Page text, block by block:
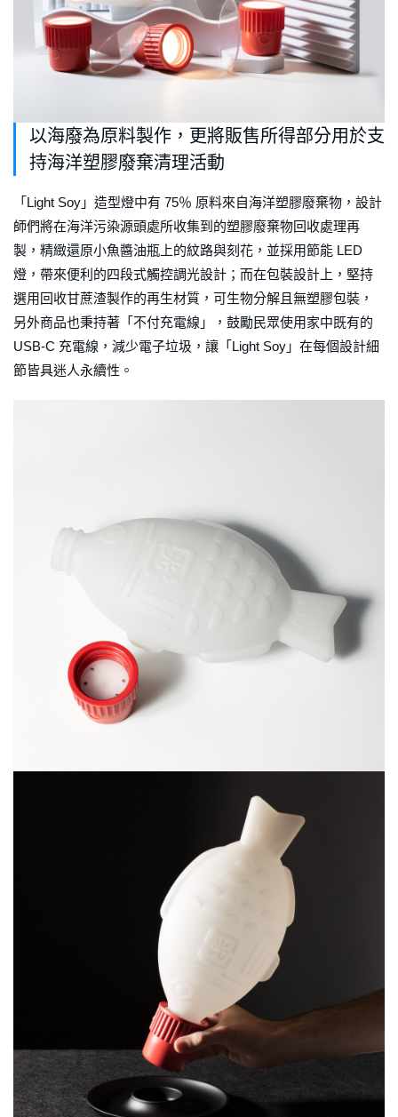
以海廢為原料製作，更將販售所得部分用於支
持海洋塑膠廢棄清理活動
「Light Soy」造型燈中有 75％ 原料來自海洋塑膠廢棄物，設計
師們將在海洋污染源頭處所收集到的塑膠廢棄物回收處理再
製，精緻還原小魚醬油瓶上的紋路與刻花，並採用節能 LED
燈，帶來便利的四段式觸控調光設計；而在包裝設計上，堅持
選用回收甘蔗渣製作的再生材質，可生物分解且無塑膠包裝，
另外商品也秉持著「不付充電線」，鼓勵民眾使用家中既有的
USB-C 充電線，減少電子垃圾，讓「Light Soy」在每個設計細
節皆具迷人永續性。